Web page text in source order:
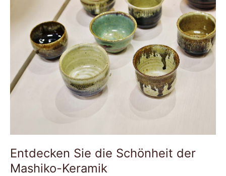
Entdecken Sie die Schönheit der
Mashiko-Keramik